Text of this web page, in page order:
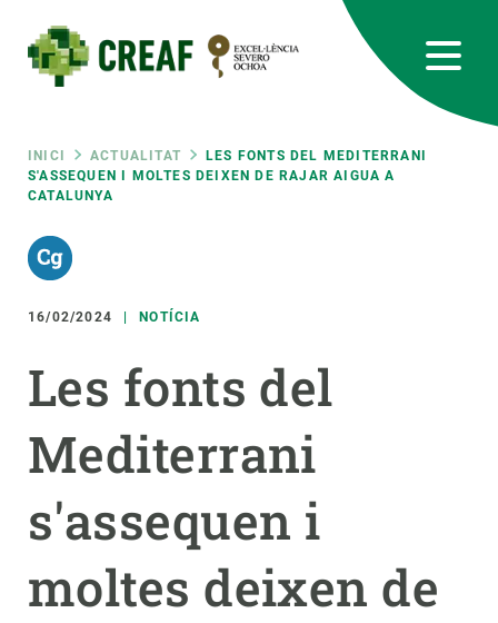
contingut
Fil
d'ariadna
INICI ACTUALITAT
LES FONTS DEL MEDITERRANI
S'ASSEQUEN I MOLTES DEIXEN DE RAJAR AIGUA A
CATALUNYA
16/02/2024 NOTÍCIA
Les fonts del
Mediterrani
s'assequen i
moltes deixen de
RRSS
Featured
responsive
Responsive
menu
RECERCA
CIÈNCIA EN ACCIÓ
NOTÍCIES I AGENDA